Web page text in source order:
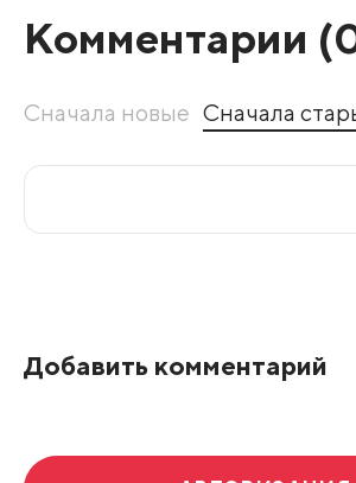
Комментарии (
Сначала новые Сначала
Добавить комментарий